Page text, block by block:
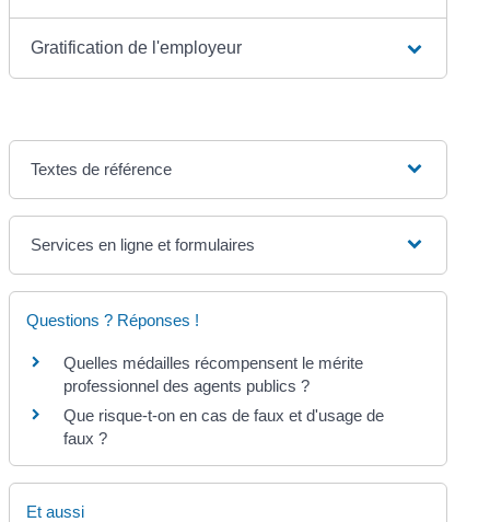
Gratification de l'employeur
Textes de référence
Services en ligne et formulaires
Questions ? Réponses !
Quelles médailles récompensent le mérite
professionnel des agents publics ?
Que risque-t-on en cas de faux et d'usage de
faux ?
Et aussi